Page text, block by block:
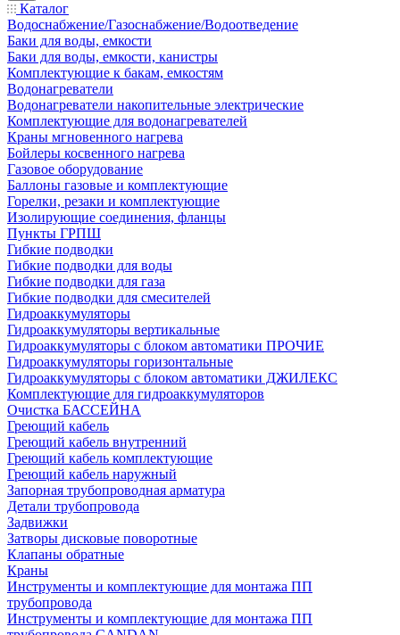
Каталог
Водоснабжение/Газоснабжение/Водоотведение
Баки для воды, емкости
Баки для воды, емкости, канистры
Комплектующие к бакам, емкостям
Водонагреватели
Водонагреватели накопительные электрические
Комплектующие для водонагревателей
Краны мгновенного нагрева
Бойлеры косвенного нагрева
Газовое оборудование
Баллоны газовые и комплектующие
Горелки, резаки и комплектующие
Изолирующие соединения, фланцы
Пункты ГРПШ
Гибкие подводки
Гибкие подводки для воды
Гибкие подводки для газа
Гибкие подводки для смесителей
Гидроаккумуляторы
Гидроаккумуляторы вертикальные
Гидроаккумуляторы с блоком автоматики ПРОЧИЕ
Гидроаккумуляторы горизонтальные
Гидроаккумуляторы с блоком автоматики ДЖИЛЕКС
Комплектующие для гидроаккумуляторов
Очистка БАССЕЙНА
Греющий кабель
Греющий кабель внутренний
Греющий кабель комплектующие
Греющий кабель наружный
Запорная трубопроводная арматура
Детали трубопровода
Задвижки
Затворы дисковые поворотные
Клапаны обратные
Краны
Инструменты и комплектующие для монтажа ПП
трубопровода
Инструменты и комплектующие для монтажа ПП